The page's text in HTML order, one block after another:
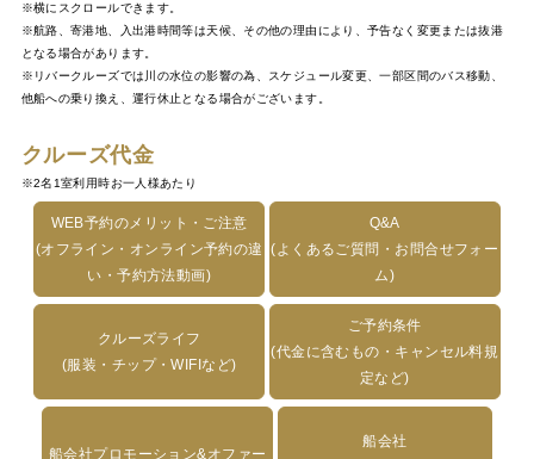
※横にスクロールできます。
※航路、寄港地、入出港時間等は天候、その他の理由により、予告なく変更または抜港
となる場合があります。
※リバークルーズでは川の水位の影響の為、スケジュール変更、一部区間のバス移動、
他船への乗り換え、運行休止となる場合がございます。
クルーズ代金
※2名1室利用時お一人様あたり
WEB予約のメリット・ご注意
(オフライン・オンライン予約の違
い・予約方法動画)
Q&A
(よくあるご質問・お問合せフォー
ム)
クルーズライフ
(服装・チップ・WIFIなど)
ご予約条件
(代金に含むもの・キャンセル料規
定など)
船会社プロモーション&オファー
船会社